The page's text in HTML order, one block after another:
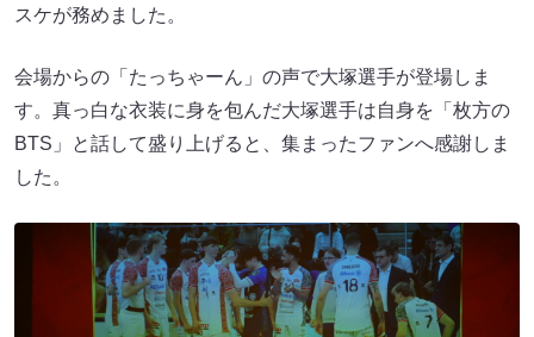
スケが務めました。
会場からの「たっちゃーん」の声で大塚選手が登場しま
す。真っ白な衣装に身を包んだ大塚選手は自身を「枚方の
BTS」と話して盛り上げると、集まったファンへ感謝しま
した。